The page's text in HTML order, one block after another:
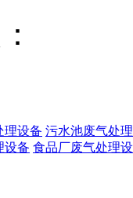
理设备 污水池废气处
设备 食品厂废气处理